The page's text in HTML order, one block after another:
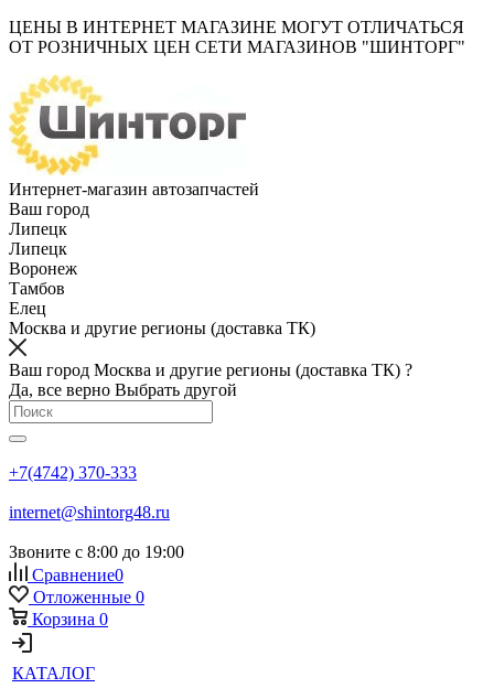
ЦЕНЫ В ИНТЕРНЕТ МАГАЗИНЕ МОГУТ ОТЛИЧАТЬСЯ
ОТ РОЗНИЧНЫХ ЦЕН СЕТИ МАГАЗИНОВ "ШИНТОРГ"
Интернет-магазин автозапчастей
Ваш город
Липецк
Липецк
Воронеж
Тамбов
Елец
Москва и другие регионы (доставка ТК)
Ваш город Москва и другие регионы (доставка ТК) ?
Да, все верно Выбрать другой
+7(4742) 370-333
internet@shintorg48.ru
Звоните с 8:00 до 19:00
Сравнение0
Отложенные 0
Корзина 0
КАТАЛОГ